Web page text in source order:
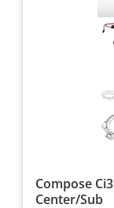
Compose
Center/Sub